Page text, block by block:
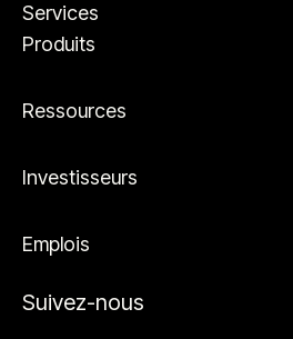
Services
Produits
Ressources
Investisseurs
Emplois
Suivez-nous